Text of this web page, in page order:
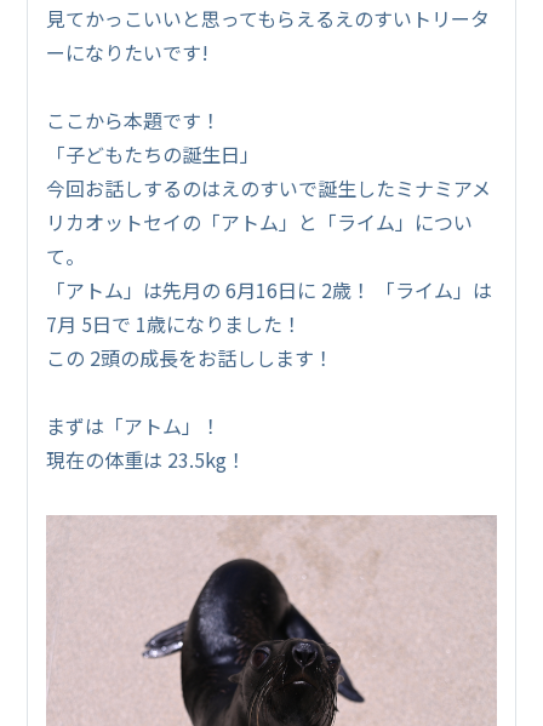
見てかっこいいと思ってもらえるえのすいトリータ
ーになりたいです!
ここから本題です！
「子どもたちの誕生日」
今回お話しするのはえのすいで誕生したミナミアメ
リカオットセイの「アトム」と「ライム」につい
て。
「アトム」は先月の 6月16日に 2歳！ 「ライム」は
7月 5日で 1歳になりました！
この 2頭の成長をお話しします！
まずは「アトム」！
現在の体重は 23.5kg！